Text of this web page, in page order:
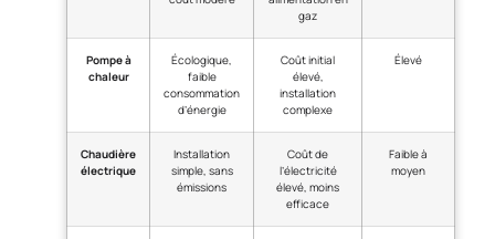
gaz
Pompe à
chaleur
Écologique,
faible
consommation
d’énergie
Coût initial
élevé,
installation
complexe
Élevé
Chaudière
électrique
Installation
simple, sans
émissions
Coût de
l’électricité
élevé, moins
efficace
Faible à
moyen